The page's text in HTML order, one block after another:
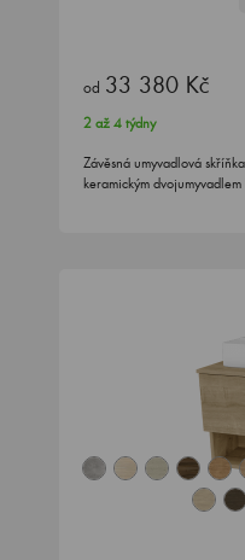
od 33 380 Kč
2 až 4 týdny
Závěsná umyvadlová
keramickým